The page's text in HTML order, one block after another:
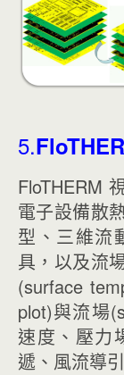
5.
FloTHERM
電子設備散
型、三維流
具，以及流
(surface
plot)與流場
速度、壓力
遞、風流導